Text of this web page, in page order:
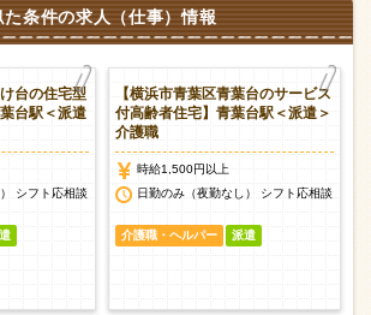
た条件の求人（仕事）情報
台の住宅型
台駅＜派遣
シフト応相談
【横浜市青葉区青葉台のサービス
付高齢者住宅】青葉台駅＜派遣＞
介護職
時給1,500円以上
日勤のみ（夜勤なし） シフト応相談
介護職・ヘルパー 派遣